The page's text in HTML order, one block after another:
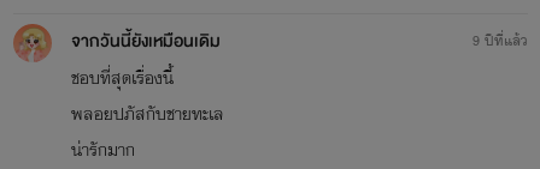
จากวันนี้ยังเหมือนเดิม
ชอบที่สุดเรื่องนี้
พลอยปภัสกับชายทะเล
น่ารักมาก
9 ปีที่แล้ว